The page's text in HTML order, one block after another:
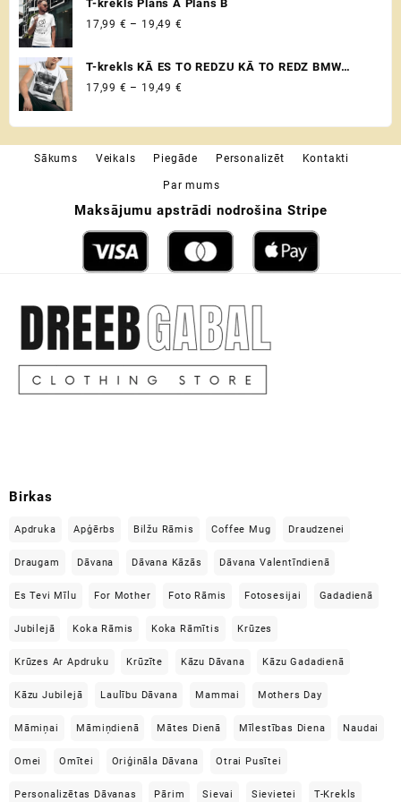
T-krekls Plāns A Plāns B
17,99 € – 19,49 €
17,99 €
T-krekls KĀ ES TO REDZU KĀ TO REDZ BMW
VADITĀJS
17,99 € – 19,49 €
through
19,49 €
Sākums Veikals Piegāde Personalizēt Kontakti
Par mums
Maksājumu apstrādi nodrošina Stripe
Birkas
Apdruka Apģērbs Bilžu Rāmis Coffee Mug Draudzenei
Draugam Dāvana Dāvana Kāzās Dāvana Valentīndienā
Es Tevi Mīlu For Mother Foto Rāmis Fotosesijai Gadadienā
Jubilejā Koka Rāmis Koka Rāmītis Krūzes
Krūzes Ar Apdruku Krūzīte Kāzu Dāvana Kāzu Gadadienā
Kāzu Jubilejā Laulību Dāvana Mammai Mothers Day
Māmiņai Māmiņdienā Mātes Dienā Mīlestības Diena Naudai
Omei Omītei Oriģināla Dāvana Otrai Pusītei
Personalizētas Dāvanas Pārim Sievai Sievietei T-Krekls